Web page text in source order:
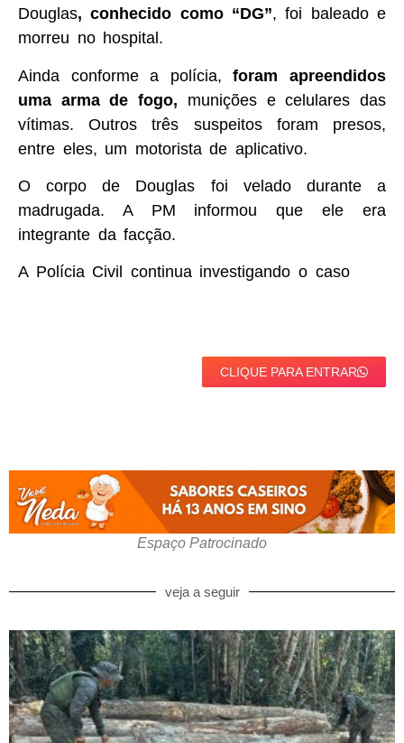
Douglas, conhecido como “DG”, foi baleado e
morreu no hospital.
Ainda conforme a polícia, foram apreendidos
uma arma de fogo, munições e celulares das
vítimas. Outros três suspeitos foram presos,
entre eles, um motorista de aplicativo.
O corpo de Douglas foi velado durante a
madrugada. A PM informou que ele era
integrante da facção.
A Polícia Civil continua investigando o caso
CLIQUE PARA ENTRAR
Espaço Patrocinado
veja a seguir